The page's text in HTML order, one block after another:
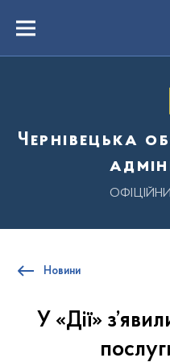
вмістуMenu
Чернівецька
Новини
У «Дії»